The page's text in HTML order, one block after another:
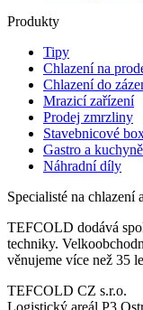
Produkty
Tipy
Chlazení na
Chlazení do
Mrazicí zařízení
Prodej zmrzliny
Stavebnicové
Gastro a kuchyně
Náhradní díly
Specialisté na chlazení
TEFCOLD dodává
techniky.
věnujeme více než 35
TEFCOLD CZ s.r.o.